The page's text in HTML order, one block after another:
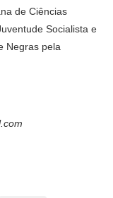
de Ciências
Socialista e
Negras pela